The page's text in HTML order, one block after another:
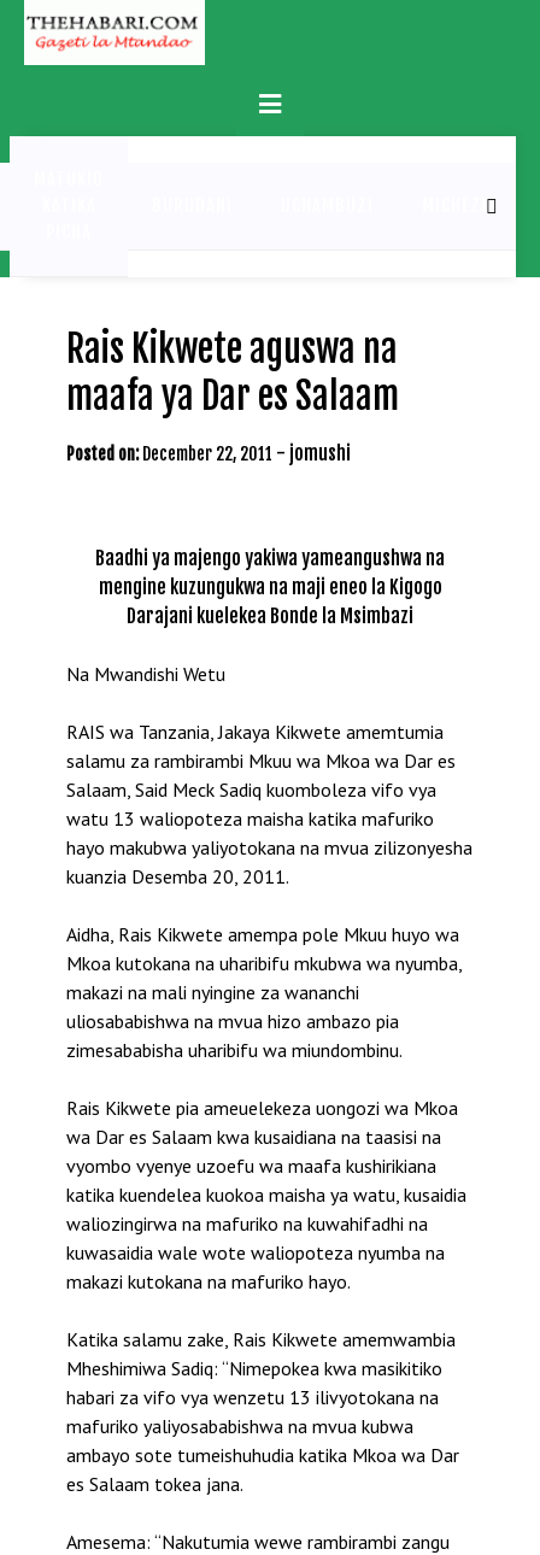
Skip
content
Primary
Menu
MICHEZO
Rais Kikwete aguswa na
maafa ya Dar es Salaam
Posted on: December 22, 2011 - jomushi
Baadhi ya majengo yakiwa yameangushwa na
mengine kuzungukwa na maji eneo la Kigogo
Darajani kuelekea Bonde la Msimbazi
Na Mwandishi Wetu
RAIS wa Tanzania, Jakaya Kikwete amemtumia
salamu za rambirambi Mkuu wa Mkoa wa Dar es
Salaam, Said Meck Sadiq kuomboleza vifo vya
watu 13 waliopoteza maisha katika mafuriko
hayo makubwa yaliyotokana na mvua zilizonyesha
kuanzia Desemba 20, 2011.
Aidha, Rais Kikwete amempa pole Mkuu huyo wa
Mkoa kutokana na uharibifu mkubwa wa nyumba,
makazi na mali nyingine za wananchi
uliosababishwa na mvua hizo ambazo pia
zimesababisha uharibifu wa miundombinu.
Rais Kikwete pia ameuelekeza uongozi wa Mkoa
wa Dar es Salaam kwa kusaidiana na taasisi na
vyombo vyenye uzoefu wa maafa kushirikiana
katika kuendelea kuokoa maisha ya watu, kusaidia
waliozingirwa na mafuriko na kuwahifadhi na
kuwasaidia wale wote waliopoteza nyumba na
makazi kutokana na mafuriko hayo.
Katika salamu zake, Rais Kikwete amemwambia
Mheshimiwa Sadiq: “Nimepokea kwa masikitiko
habari za vifo vya wenzetu 13 ilivyotokana na
mafuriko yaliyosababishwa na mvua kubwa
ambayo sote tumeishuhudia katika Mkoa wa Dar
es Salaam tokea jana.
Amesema: “Nakutumia wewe rambirambi zangu